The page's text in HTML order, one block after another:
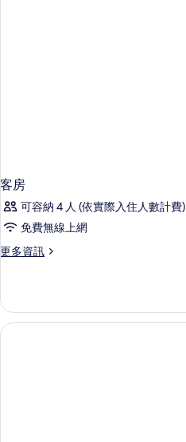
客房
可容納 4 人 (依實際入住人數計費)
免費無線上網
更多資訊
更
的
詳
情